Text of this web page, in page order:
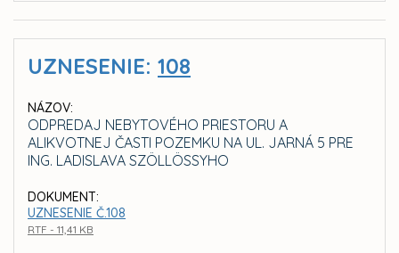
UZNESENIE: 108
NÁZOV:
ODPREDAJ NEBYTOVÉHO PRIESTORU A
ALIKVOTNEJ ČASTI POZEMKU NA UL. JARNÁ 5 PRE
ING. LADISLAVA SZÖLLÖSSYHO
DOKUMENT:
UZNESENIE Č.108
RTF - 11,41 KB